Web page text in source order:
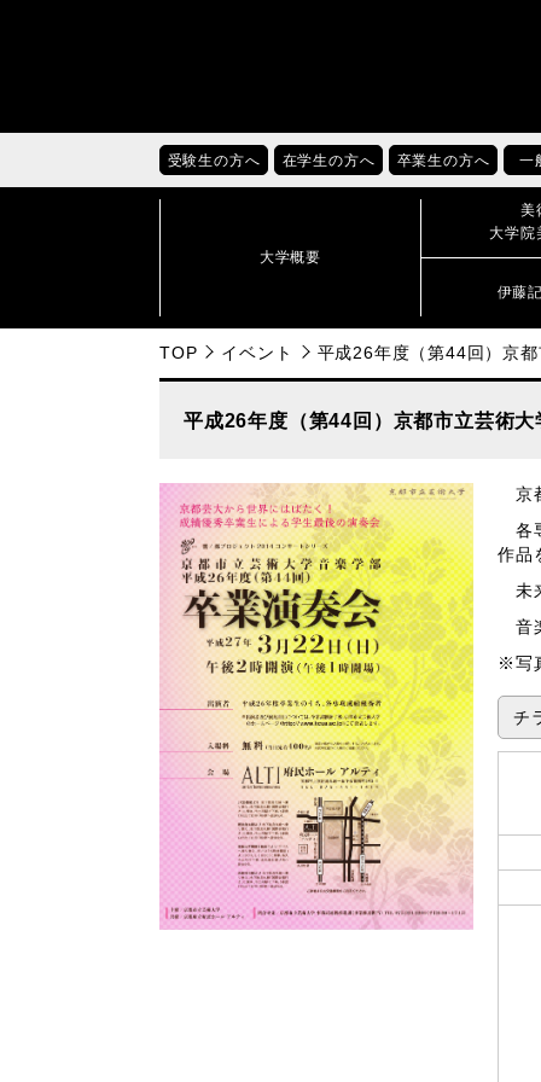
受験生の方へ 在学生の方へ 卒業生の方へ 一
大学概要
美
大学院
伊藤
TOP イベント 平成26年度（第44回）京
平成26年度（第44回）京都市立芸術
京
各
作品
未
音
※写
チ